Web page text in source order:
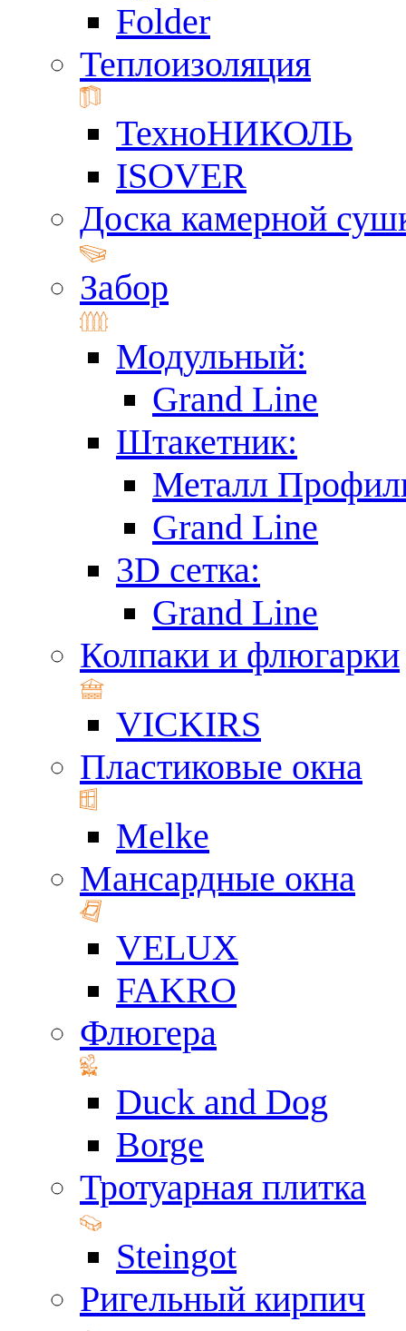
Folder
Теплоизоляция
ТехноНИКОЛЬ
ISOVER
Доска камерной
Забор
Модульный:
Grand Line
Штакетник:
Металл
Grand Line
3D сетка:
Grand Line
Колпаки и флюгарки
VICKIRS
Пластиковые окна
Melke
Мансардные окна
VELUX
FAKRO
Флюгера
Duck and Dog
Borge
Тротуарная плитка
Steingot
Ригельный кирпич